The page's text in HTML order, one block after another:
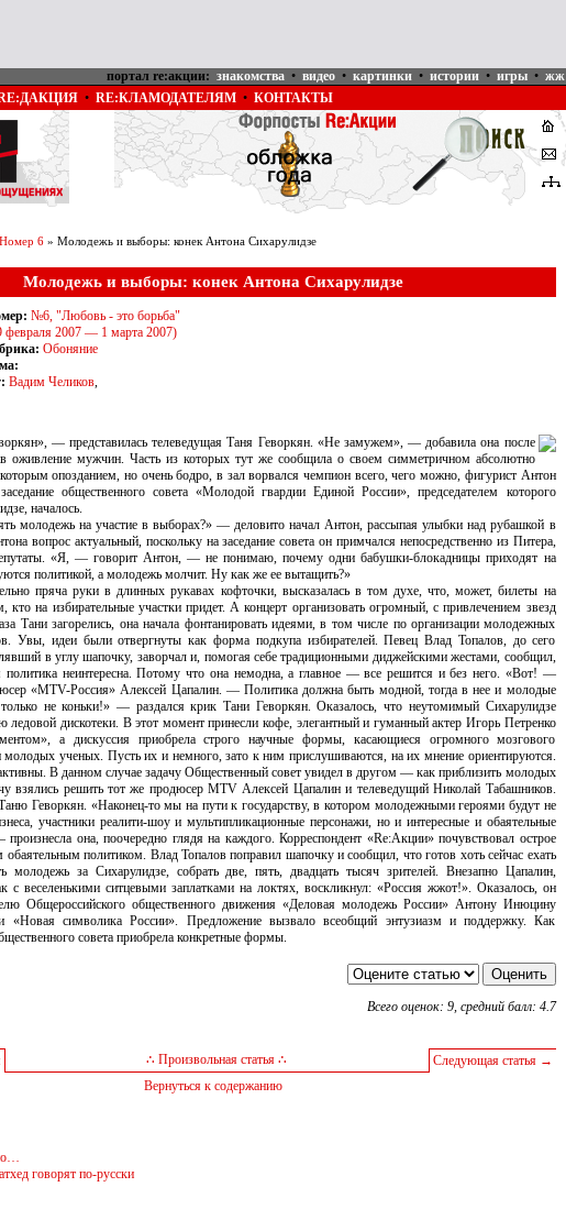
портал re:акции: знакомства • видео • картинки • истории • игры • жж
• RE:КЛАМОДАТЕЛЯМ • КОНТАКТЫ
Номер 6» Молодежь и выборы: конек Антона Сихарулидзе
Молодежь и выборы: конек Антона Сихарулидзе
№6, "Любовь - это борьба"
февраля 2007 — 1 марта 2007)
Обоняние
Вадим Челиков,
— представилась телеведущая Таня Геворкян. «Не замужем», — добавила она после
оживление мужчин. Часть из которых тут же сообщила о своем симметричном абсолютно
опозданием, но очень бодро, в зал ворвался чемпион всего, чего можно, фигурист Антон
общественного совета «Молодой гвардии Единой России», председателем которого
началось.
молодежь на участие в выборах?» — деловито начал Антон, рассыпая улыбки над рубашкой в
вопрос актуальный, поскольку на заседание совета он примчался непосред­ственно из Питера,
«Я, — говорит Антон, — не понимаю, почему одни бабушки-блокадницы приходят на
политикой, а молодежь молчит. Ну как же ее вытащить?»
пряча руки в длинных рукавах кофточки, высказалась в том духе, что, может, билеты на
кто на избирательные участки придет. А концерт организовать огромный, с привлечением звезд
Тани загорелись, она начала фонтанировать идеями, в том числе по организации молодежных
Увы, идеи были отвергнуты как форма подкупа избирателей. Певец Влад Топалов, до сего
в углу шапочку, заворчал и, помогая себе традиционными диджейскими жестами, сообщил,
политика неинтересна. Потому что она немодна, а главное — все решится и без него. «Вот! —
«MTV-Россия» Алексей Цапалин. — Политика должна быть модной, тогда в нее и молодые
не коньки!» — раздался крик Тани Геворкян.Оказалось, что неутомимый Сихарулидзе
ледовой дискотеки. В этот момент принесли кофе, элегантный и гуманный актер Игорь Петренко
а дискуссия приобрела строго научные формы, касающиеся огромного мозгового
молодых ученых. Пусть их и немного, зато к ним прислушиваются, на их мнение ориентируются.
В данном случае задачу Общественный совет увидел в другом — как приблизить молодых
взялись решить тот же продюсер MTV Алексей Цапалин и телеведущий Николай Табашников.
Геворкян. «Наконец-то мы на пути к государству, в котором молодежными героями будут не
участники реалити-шоу и мультипликационные персонажи, но и интересные и обаятельные
она, поочередно глядя на каждого. Корреспондент «Rе:Акции» почувствовал острое
обаятельным политиком. Влад Топалов поправил шапочку и сообщил, что готов хоть сейчас ехать
молодежь за Сихарулидзе, собрать две, пять, двадцать тысяч зрителей. Внезапно Цапалин,
с веселенькими ситцевыми заплатками на локтях, воскликнул: «Россия жжот!». Оказалось, он
Общероссийского общественного движения «Деловая молодежь России» Антону Инюцину
«Новая символика России». Предложение вызвало всеобщий энтузиазм и поддержку. Как
совета приобрела конкретные формы.
Всего оценок: 9, средний балл: 4.7
∴ Произвольная статья ∴
Следующая статья →
Вернуться к содержанию
говорят по-русски